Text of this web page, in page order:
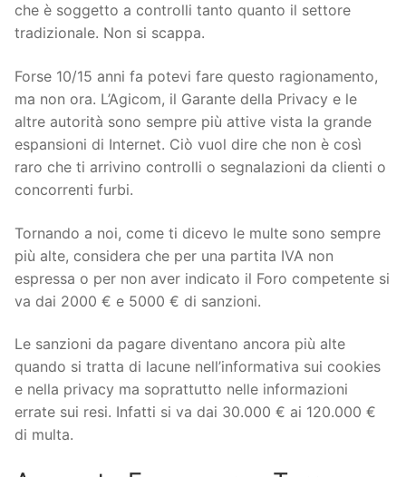
che è soggetto a controlli tanto quanto il settore
tradizionale. Non si scappa.
Forse 10/15 anni fa potevi fare questo ragionamento,
ma non ora. L’Agicom, il Garante della Privacy e le
altre autorità sono sempre più attive vista la grande
espansioni di Internet. Ciò vuol dire che non è così
raro che ti arrivino controlli o segnalazioni da clienti o
concorrenti furbi.
Tornando a noi, come ti dicevo le multe sono sempre
più alte, considera che per una partita IVA non
espressa o per non aver indicato il Foro competente si
va dai 2000 € e 5000 € di sanzioni.
Le sanzioni da pagare diventano ancora più alte
quando si tratta di lacune nell’informativa sui cookies
e nella privacy ma soprattutto nelle informazioni
errate sui resi. Infatti si va dai 30.000 € ai 120.000 €
di multa.